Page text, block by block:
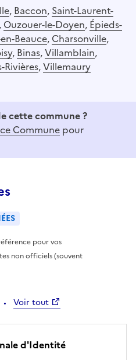
, Baccon, Saint-Laurent-
, Ouzouer-le-Doyen, Épieds-
Beauce, Charsonville,
, Binas,Villamblain,
Rivières,Villemaury
cette commune ?
Commune pour
pour vos
non officiels (souvent
Voir tout
d'Identité